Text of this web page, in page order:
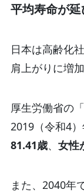
平均寿命が
日本は高齢化
肩上がりに増
厚生労働省の
2019（令和4
81.41歳、 女性
また、2040年